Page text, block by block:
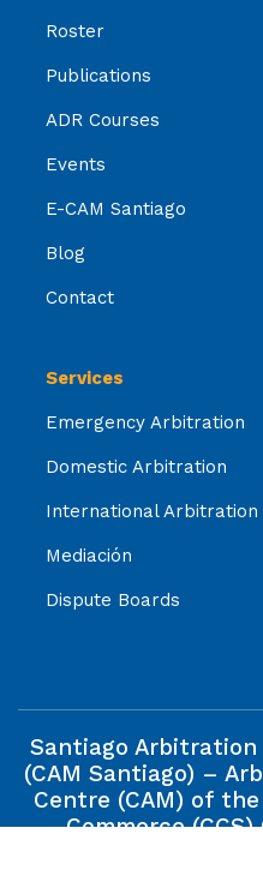
Roster
Publications
ADR Courses
Events
E-CAM Santiago
Blog
Contact
Services
Emergency Arbitration
Domestic Arbitration
International Arbitration
Mediación
Dispute Boards
Santiago Arbitration
(CAM Santiago) –
Centre (CAM) of
Commerce